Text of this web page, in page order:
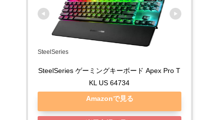
SteelSeries
SteelSeries ゲーミングキーボード Apex Pro T
KL US 64734
Amazonで見る